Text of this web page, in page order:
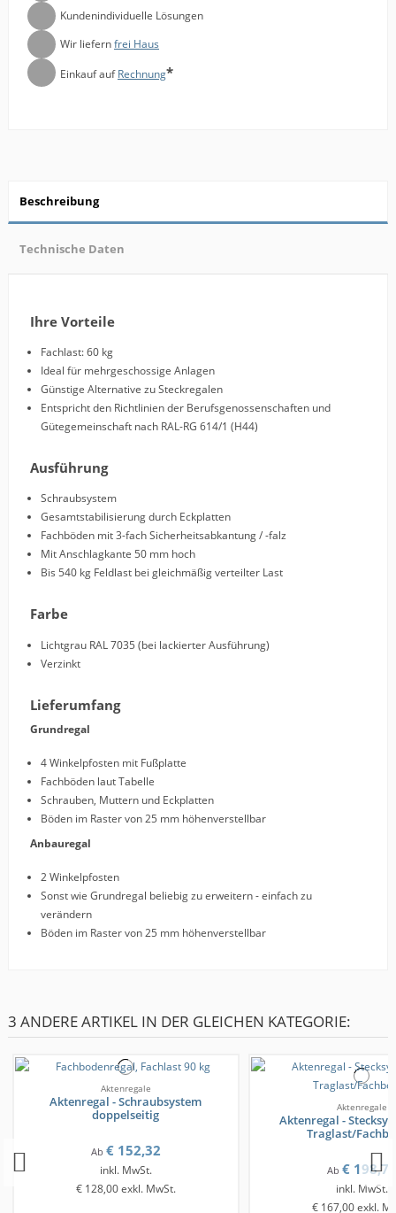
Kundenindividuelle Lösungen
Wir liefernfrei Haus
Einkauf aufRechnung*
Beschreibung
Technische Daten
Ihre Vorteile
Fachlast: 60 kg
Ideal für mehrgeschossige Anlagen
Günstige Alternative zu Steckregalen
Entspricht den Richtlinien der Berufsgenossenschaften und
Gütegemeinschaft nach RAL-RG 614/1 (H44)
Ausführung
Schraubsystem
Gesamtstabilisierung durch Eckplatten
Fachböden mit 3-fach Sicherheitsabkantung / -falz
Mit Anschlagkante 50 mm hoch
Bis 540 kg Feldlast bei gleichmäßig verteilter Last
Farbe
Lichtgrau RAL 7035 (bei lackierter Ausführung)
Verzinkt
Lieferumfang
Grundregal
4 Winkelpfosten mit Fußplatte
Fachböden laut Tabelle
Schrauben, Muttern und Eckplatten
Böden im Raster von 25 mm höhenverstellbar
Anbauregal
2 Winkelpfosten
Sonst wie Grundregal beliebig zu erweitern - einfach zu
verändern
Böden im Raster von 25 mm höhenverstellbar
3 ANDERE ARTIKEL IN DER GLEICHEN KATEGORIE:
Aktenregale
Aktenregal - Schraubsystem
doppelseitig
Ab € 152,32
inkl. MwSt.
€ 128,00exkl. MwSt.
Aktenregale
Aktenregal -
Traglast/
Ab € 198,73
inkl. MwSt.
€ 167,00exkl.